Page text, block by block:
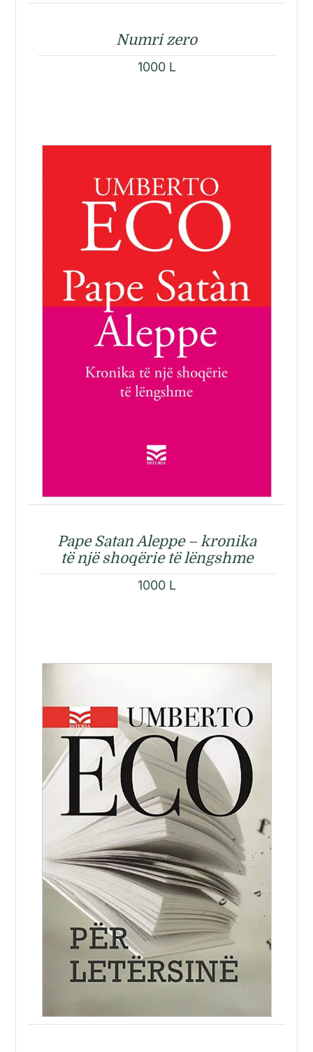
Numri zero
1000 L
Pape Satan Aleppe – kronika
të një shoqërie të lëngshme
1000 L